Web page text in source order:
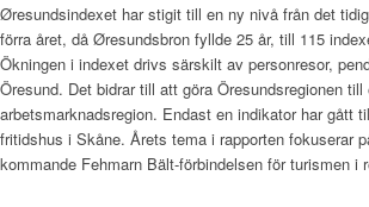
Øresundsindexet har stigit till en ny nivå från det
förra året, då Øresundsbron fyllde 25 år, till 115
Ökningen i indexet drivs särskilt av personresor,
Öresund. Det bidrar till att göra Öresundsregionen till
arbetsmarknadsregion. Endast en indikator har gått
fritidshus i Skåne. Årets tema i rapporten fokuserar
kommande Fehmarn Bält-förbindelsen för turismen i